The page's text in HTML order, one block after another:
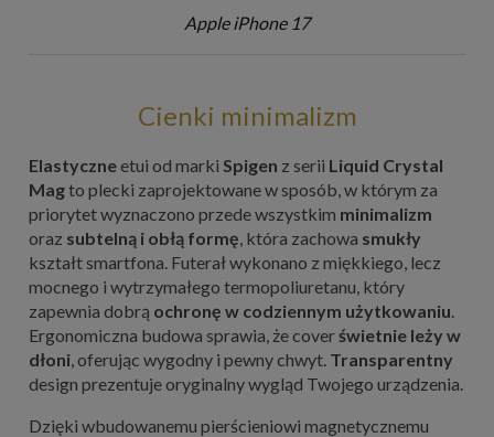
Apple iPhone 17
Cienki minimalizm
Elastyczneetui od marki Spigen z serii Liquid Crystal
Magto plecki zaprojektowane w sposób, w którym za
priorytet wyznaczono przede wszystkim minimalizm
oraz subtelną i obłą formę, która zachowa smukły
kształt smartfona. Futerał wykonano z miękkiego, lecz
mocnego i wytrzymałego termopoliuretanu, który
zapewnia dobrą ochronę w codziennym użytkowaniu.
Ergonomiczna budowa sprawia, że coverświetnie leży w
dłoni, oferując wygodny i pewny chwyt. Transparentny
design prezentuje oryginalny wygląd Twojego urządzenia.
Dzięki wbudowanemu pierścieniowi magnetycznemu